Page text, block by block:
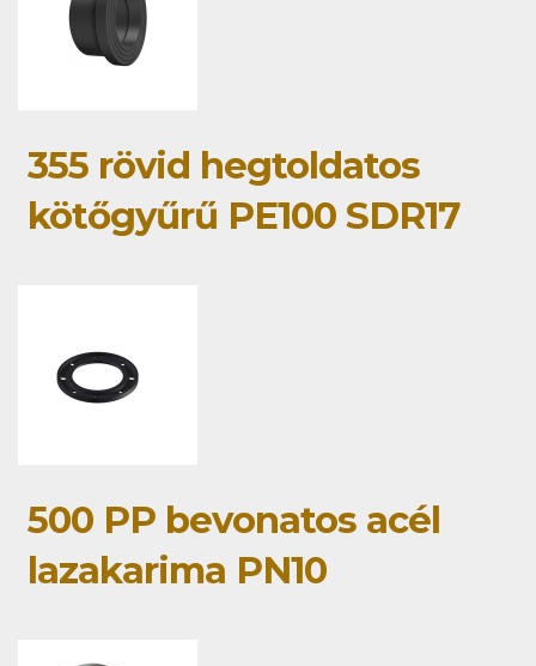
355 rövid hegtoldatos
kötőgyűrű PE100 SDR17
500 PP bevonatos acél
lazakarima PN10